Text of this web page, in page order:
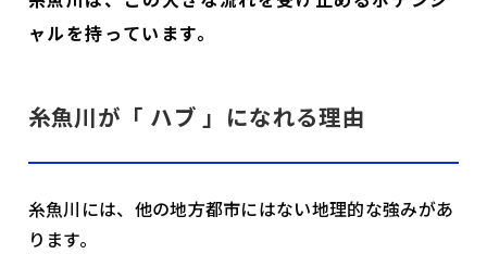
ャルを持っています。
糸魚川が「 ハブ 」になれる理由
糸魚川には、他の地方都市にはない地理的な強みがあ
ります。